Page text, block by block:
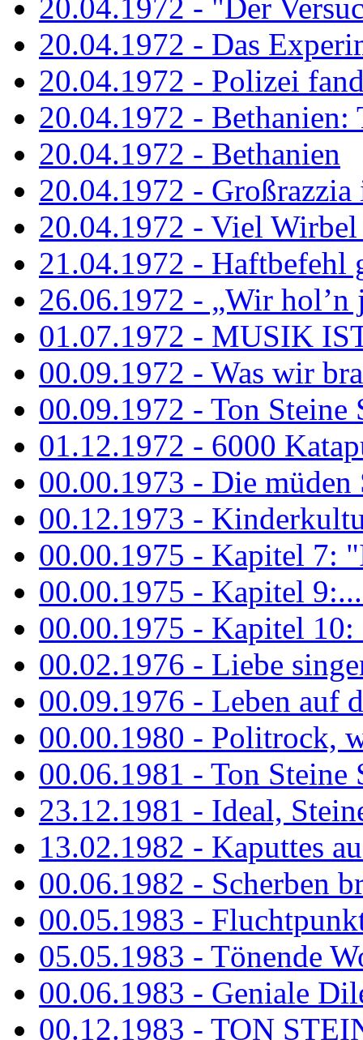
20.04.1972 - "Der
20.04.1972 - Das
20.04.1972 - Polizei
20.04.1972 - Bethanien:
20.04.1972 - Bethanien
20.04.1972 - Großrazzia
20.04.1972 - Viel
21.04.1972 - Haftbefehl
26.06.1972 - „Wir hol’n
01.07.1972 - MUSIK
00.09.1972 - Was wir
00.09.1972 - Ton Steine
01.12.1972 - 6000
00.00.1973 - Die müden
00.12.1973 -
00.00.1975 - Kapitel 7:
00.00.1975 - Kapitel
00.00.1975 - Kapitel
00.02.1976 - Liebe
00.09.1976 - Leben auf
00.00.1980 - Politrock,
00.06.1981 - Ton Steine
23.12.1981 - Ideal,
13.02.1982 - Kaputtes
00.06.1982 - Scherben
00.05.1983 -
05.05.1983 - Tönende
00.06.1983 - Geniale
00.12.1983 - TON